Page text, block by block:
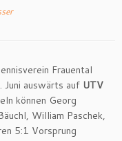
Frauental
auswärts auf UTV
können Georg
William Paschek,
5:1 Vorsprung